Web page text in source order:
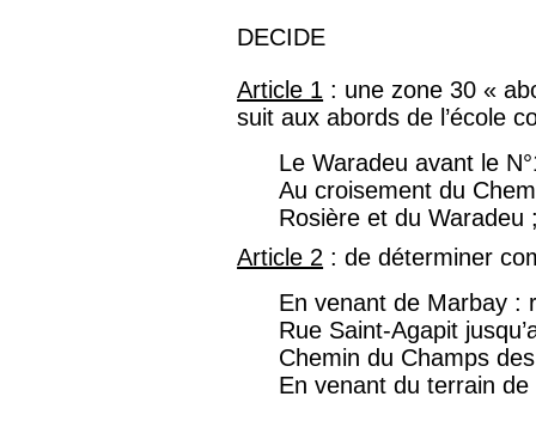
DECIDE
Article 1 : une zone 30 «
suit aux abords de l’école
Le Waradeu avant le
Au croisement du
Rosière et du Waradeu
Article 2 : de déterminer
En venant de Marbay :
Rue Saint-Agapit
Chemin du Champs
En venant du terrain